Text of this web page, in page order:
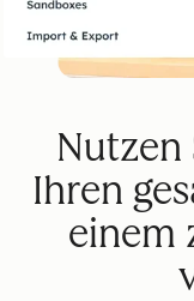
Nutzen
Ihren
einem